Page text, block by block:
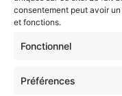
consentement peut avoir
et fonctions.
Fonctionnel
Préférences
Jacques” de Rino